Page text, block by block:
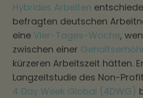
Hybrides Arbeiten
befragten deutschen
eine Vier-Tages-Woche,
zwischen einer
kürzeren Arbeitszeit hätten.
Langzeitstudie des Non-
4 Day Week Global (4DWG)